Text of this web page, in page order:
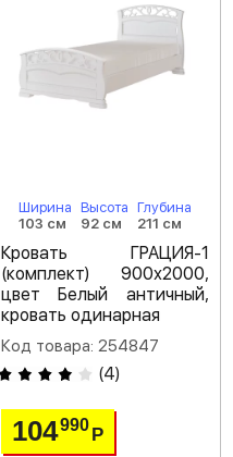
Ширина
103 см
Высота
92 см
Глубина
211 см
Кровать ГРАЦИЯ-1
(комплект) 900х2000,
цвет Белый античный,
кровать одинарная
Код товара: 254847
(4)
104990 Р